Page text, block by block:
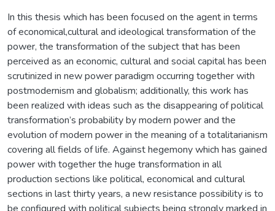
In this thesis which has been focused on the agent in terms
of economical,cultural and ideological transformation of the
power, the transformation of the subject that has been
perceived as an economic, cultural and social capital has been
scrutinized in new power paradigm occurring together with
postmodernism and globalism; additionally, this work has
been realized with ideas such as the disappearing of political
transformation’s probability by modern power and the
evolution of modern power in the meaning of a totalitarianism
covering all fields of life. Against hegemony which has gained
power with together the huge transformation in all
production sections like political, economical and cultural
sections in last thirty years, a new resistance possibility is to